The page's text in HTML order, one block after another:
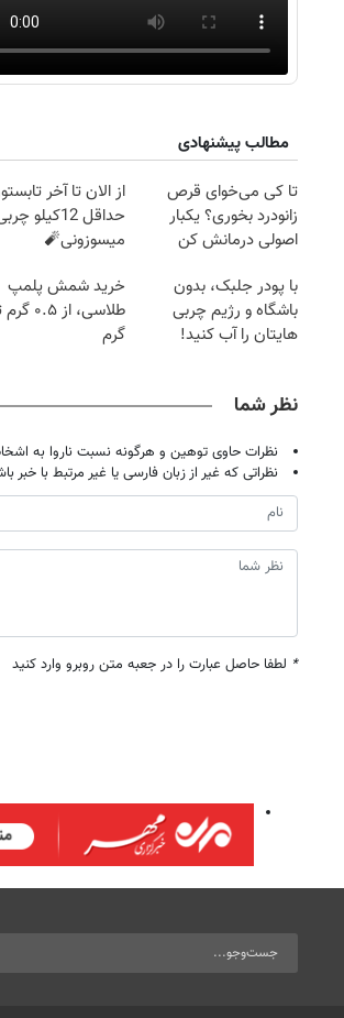
مطالب پیشنهادی
تا کی می‌خوای قرص
زانودرد بخوری؟ یکبار
اصولی درمانش کن
از الان تا آخر
حداقل 12کیلو
میسوزونی🧨
با پودر جلبک، بدون
باشگاه و رژیم چربی
هایتان را آب کنید!
خرید شمش پلمپ
گرم
نظر شما
نظرات حاوی توهین و هرگونه نسبت ناروا به
نظراتی که غیر از زبان فارسی یا غیر مرتبط با
* لطفا حاصل عبارت را در جعبه متن روبرو وارد کنید